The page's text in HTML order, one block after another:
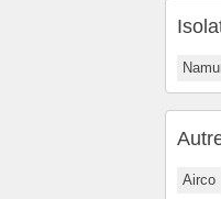
Airco